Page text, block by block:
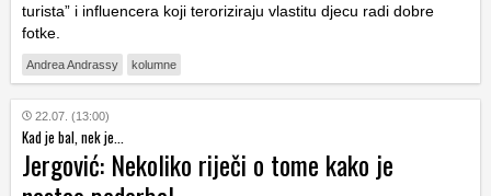
turista” i influencera koji teroriziraju vlastitu djecu radi dobre
fotke.
Andrea Andrassy kolumne
22.07. (13:00)
Kad je bal, nek je...
Jergović: Nekoliko riječi o tome kako je